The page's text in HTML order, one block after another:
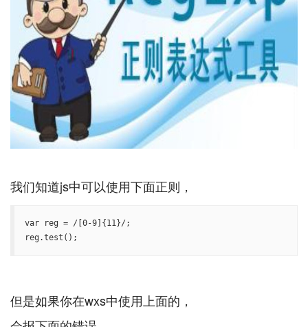
var reg = /[0-9]{11}/;
reg.test();
但是如果你在wxs中使用上面的，